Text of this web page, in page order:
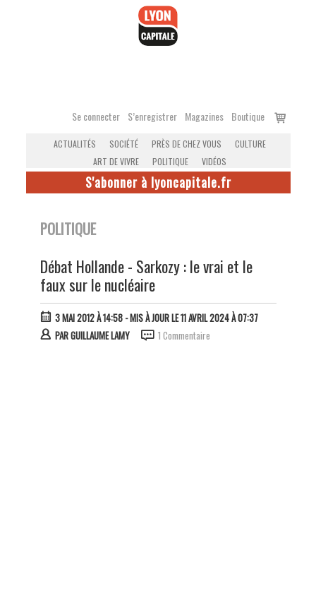
Se connecter S’enregistrer Magazines Boutique
Voir
ACTUALITÉS SOCIÉTÉ PRÈS DE CHEZ VOUS
CULTURE
ART DE VIVRE
POLITIQUE VIDÉOS
S'abonner à lyoncapitale.fr
POLITIQUE
Débat Hollande - Sarkozy : le vrai et le
faux sur le nucléaire
3 MAI 2012 À 14:58- MIS À JOUR LE 11 AVRIL 2024 À 07:37
PARGUILLAUME LAMY 1 Commentaire